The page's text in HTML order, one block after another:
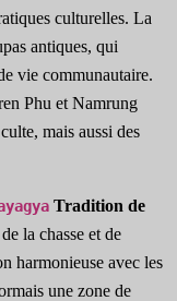
culturelles. La
antiques, qui
vie communautaire.
Phu et Namrung
mais aussi des
Tradition de
la chasse et de
harmonieuse avec les
une zone de